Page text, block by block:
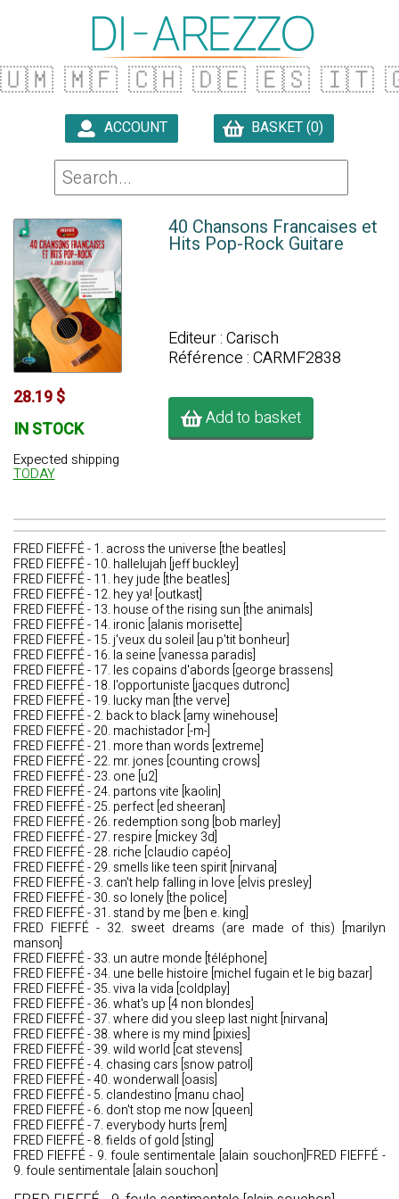
🇺🇲 🇲🇫 🇨🇭 🇩🇪 🇪🇸 🇮🇹
ACCOUNT BASKET (0)
28.19 $
IN STOCK
Expected shipping
TODAY
40 Chansons Francaises et
Hits Pop-Rock Guitare
Editeur : Carisch
Référence : CARMF2838
Add to basket
FRED FIEFFÉ - 1. across the universe [the beatles]
FRED FIEFFÉ - 10. hallelujah [jeff buckley]
FRED FIEFFÉ - 11. hey jude [the beatles]
FRED FIEFFÉ - 12. hey ya! [outkast]
FRED FIEFFÉ - 13. house of the rising sun [the animals]
FRED FIEFFÉ - 14. ironic [alanis morisette]
FRED FIEFFÉ - 15. j'veux du soleil [au p'tit bonheur]
FRED FIEFFÉ - 16. la seine [vanessa paradis]
FRED FIEFFÉ - 17. les copains d'abords [george brassens]
FRED FIEFFÉ - 18. l'opportuniste [jacques dutronc]
FRED FIEFFÉ - 19. lucky man [the verve]
FRED FIEFFÉ - 2. back to black [amy winehouse]
FRED FIEFFÉ - 20. machistador [-m-]
FRED FIEFFÉ - 21. more than words [extreme]
FRED FIEFFÉ - 22. mr. jones [counting crows]
FRED FIEFFÉ - 23. one [u2]
FRED FIEFFÉ - 24. partons vite [kaolin]
FRED FIEFFÉ - 25. perfect [ed sheeran]
FRED FIEFFÉ - 26. redemption song [bob marley]
FRED FIEFFÉ - 27. respire [mickey 3d]
FRED FIEFFÉ - 28. riche [claudio capéo]
FRED FIEFFÉ - 29. smells like teen spirit [nirvana]
FRED FIEFFÉ - 3. can't help falling in love [elvis presley]
FRED FIEFFÉ - 30. so lonely [the police]
FRED FIEFFÉ - 31. stand by me [ben e. king]
FRED FIEFFÉ - 32. sweet dreams (are made of this) [marilyn
manson]
FRED FIEFFÉ - 33. un autre monde [téléphone]
FRED FIEFFÉ - 34. une belle histoire [michel fugain et le big bazar]
FRED FIEFFÉ - 35. viva la vida [coldplay]
FRED FIEFFÉ - 36. what's up [4 non blondes]
FRED FIEFFÉ - 37. where did you sleep last night [nirvana]
FRED FIEFFÉ - 38. where is my mind [pixies]
FRED FIEFFÉ - 39. wild world [cat stevens]
FRED FIEFFÉ - 4. chasing cars [snow patrol]
FRED FIEFFÉ - 40. wonderwall [oasis]
FRED FIEFFÉ - 5. clandestino [manu chao]
FRED FIEFFÉ - 6. don't stop me now [queen]
FRED FIEFFÉ - 7. everybody hurts [rem]
FRED FIEFFÉ - 8. fields of gold [sting]
FRED FIEFFÉ - 9. foule sentimentale [alain souchon]FRED FIEFFÉ -
9. foule sentimentale [alain souchon]